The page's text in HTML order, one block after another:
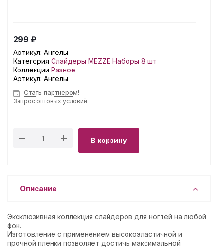
299 ₽
Артикул: Ангелы
Категория Слайдеры MEZZE Наборы 8 шт
Коллекции Разное
Артикул: Ангелы
Стать партнером!
Запрос оптовых условий
В корзину
Описание
Эксклюзивная коллекция слайдеров для ногтей на любой
фон.
Изготовление с применением высокоэластичной и
прочной пленки позволяет достичь максимальной